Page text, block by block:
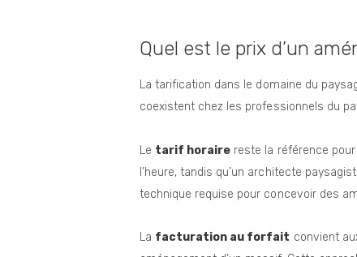
Quel est le prix d’un
La tarification dans le domaine du
coexistent chez les professionnels du
Le tarif horaire reste la référence
l’heure, tandis qu’un architecte
technique requise pour concevoir des
La facturation au forfait convient